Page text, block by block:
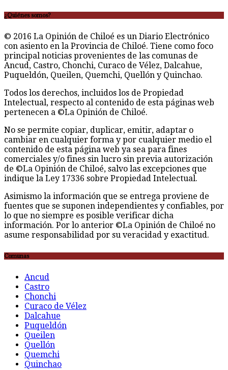
¿Quiénes somos?
© 2016 La Opinión de Chiloé es un Diario Electrónico
con asiento en la Provincia de Chiloé. Tiene como foco
principal noticias provenientes de las comunas de
Ancud, Castro, Chonchi, Curaco de Vélez, Dalcahue,
Puqueldón, Queilen, Quemchi, Quellón y Quinchao.
Todos los derechos, incluidos los de Propiedad
Intelectual, respecto al contenido de esta páginas web
pertenecen a ©La Opinión de Chiloé.
No se permite copiar, duplicar, emitir, adaptar o
cambiar en cualquier forma y por cualquier medio el
contenido de esta página web ya sea para fines
comerciales y/o fines sin lucro sin previa autorización
de ©La Opinión de Chiloé, salvo las excepciones que
indique la Ley 17336 sobre Propiedad Intelectual.
Asimismo la información que se entrega proviene de
fuentes que se suponen independientes y confiables, por
lo que no siempre es posible verificar dicha
información. Por lo anterior ©La Opinión de Chiloé no
asume responsabilidad por su veracidad y exactitud.
Comunas
Ancud
Castro
Chonchi
Curaco de Vélez
Dalcahue
Puqueldón
Queilen
Quellón
Quemchi
Quinchao